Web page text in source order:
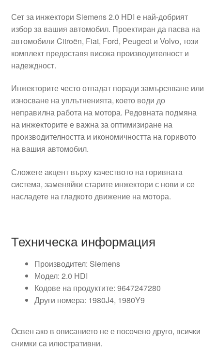
Сет за инжектори Siemens 2.0 HDI е най-добрият
избор за вашия автомобил. Проектиран да пасва на
автомобили Citroën, Fiat, Ford, Peugeot и Volvo, този
комплект предоставя висока производителност и
надеждност.
Инжекторите често отпадат поради замърсяване или
износване на уплътненията, което води до
неправилна работа на мотора. Редовната подмяна
на инжекторите е важна за оптимизиране на
производителността и икономичността на горивото
на вашия автомобил.
Сложете акцент върху качеството на горивната
система, заменяйки старите инжектори с нови и се
насладете на гладкото движение на мотора.
Техническа информация
Производител: Siemens
Модел: 2.0 HDI
Кодове на продуктите: 9647247280
Други номера: 1980J4, 1980Y9
Освен ако в описанието не е посочено друго, всички
снимки са илюстративни.